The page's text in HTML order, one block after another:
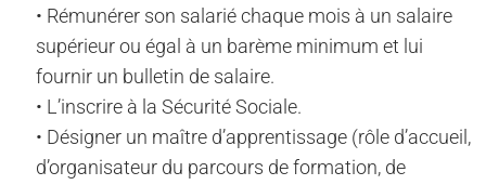
• Rémunérer son salarié chaque mois à un salaire
supérieur ou égal à un barème minimum et lui
fournir un bulletin de salaire.
• L’inscrire à la Sécurité Sociale.
• Désigner un maître d’apprentissage (rôle d’accueil,
d’organisateur du parcours de formation, de